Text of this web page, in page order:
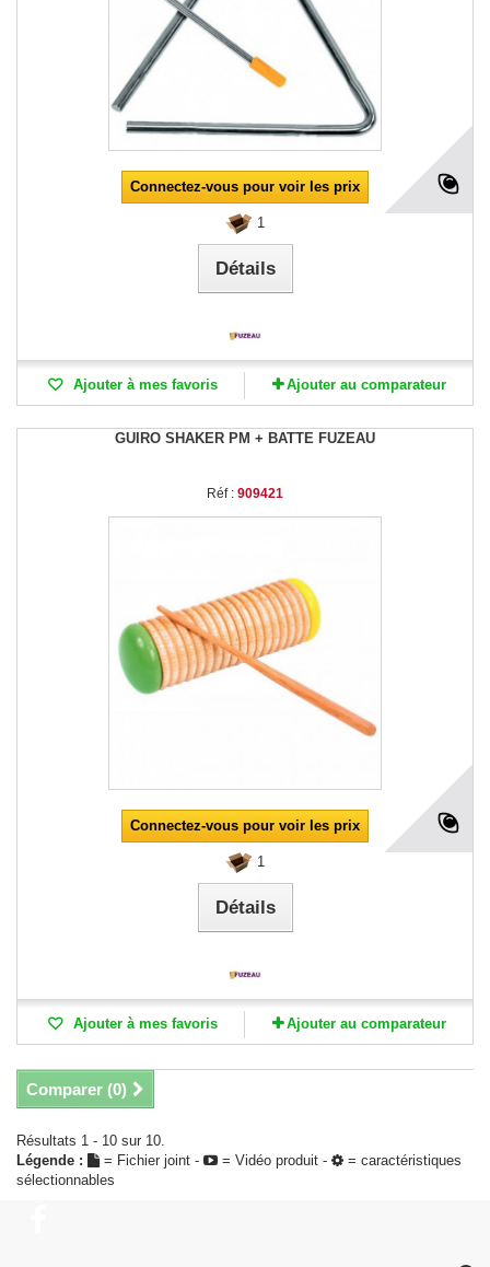
Connectez-vous pour voir les prix
1
Détails
Ajouter à mes favoris Ajouter au comparateur
GUIRO SHAKER PM + BATTE FUZEAU
Réf : 909421
Connectez-vous pour voir les prix
1
Détails
Ajouter à mes favoris Ajouter au comparateur
Comparer (0)
Résultats 1 - 10 sur 10.
Légende :
= Fichier joint - = Vidéo produit -
= caractéristiques
sélectionnables